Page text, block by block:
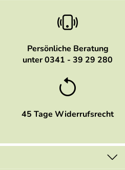
Persönliche Beratung
unter 0341 - 39 29 280
45 Tage Widerrufsrecht